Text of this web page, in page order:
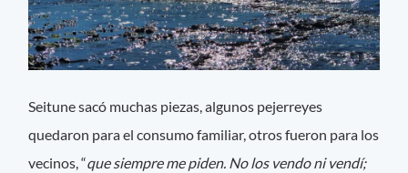
Seitune sacó muchas piezas, algunos pejerreyes
quedaron para el consumo familiar, otros fueron para los
vecinos, “que siempre me piden. No los vendo ni vendí;